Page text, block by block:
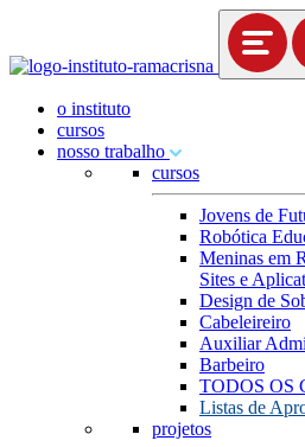
o instituto
cursos
nosso trabalho
cursos
Jovens de
Robótica
Meninas em
Sites e
Design de
Cabeleireiro
Auxiliar
Barbeiro
TODOS OS
Listas de
projetos